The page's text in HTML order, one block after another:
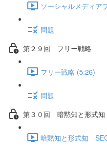
ソーシャルメディア
問題
第２９回 フリー戦略
フリー戦略 (5:26)
問題
第３０回 暗黙知と形式
暗黙知と形式知